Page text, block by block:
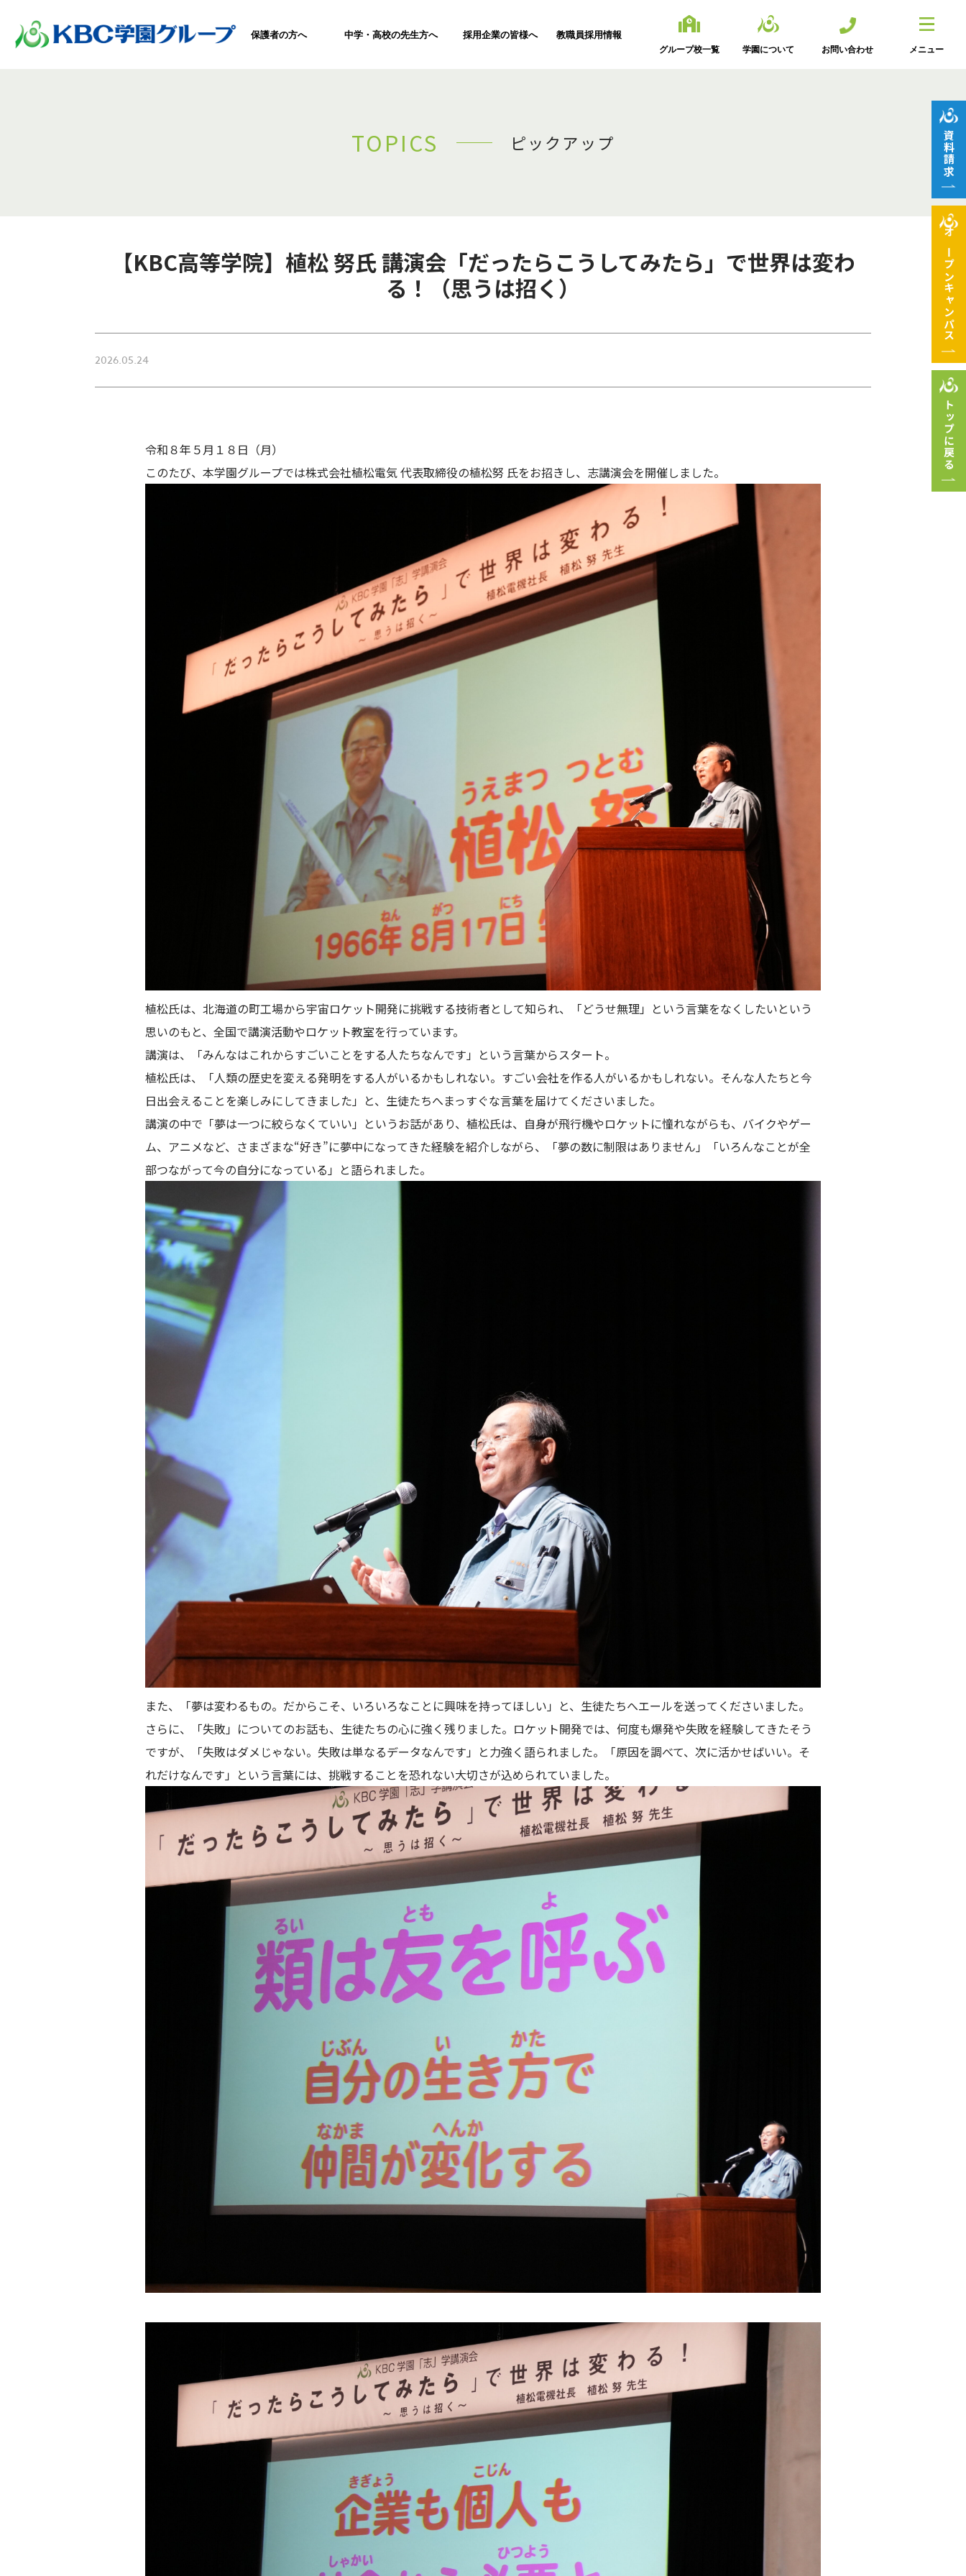
保護者の方へ 中学・高校の先生方へ 採用企業の皆様へ 教職員採用情報
グループ校一覧 学園について お問い合わせ メニュー
TOPICS ピックアップ
【KBC高等学院】植松 努氏 講演会「だったらこうしてみたら」で世界は変わ
る！（思うは招く）
2026.05.24
令和８年５月１８日（月）
このたび、本学園グループでは株式会社植松電気 代表取締役の植松努 氏をお招きし、志講演会を開催しました。
植松氏は、北海道の町工場から宇宙ロケット開発に挑戦する技術者として知られ、「どうせ無理」という言葉をなくしたいという
思いのもと、全国で講演活動やロケット教室を行っています。
講演は、「みんなはこれからすごいことをする人たちなんです」という言葉からスタート。
植松氏は、「人類の歴史を変える発明をする人がいるかもしれない。すごい会社を作る人がいるかもしれない。そんな人たちと今
日出会えることを楽しみにしてきました」と、生徒たちへまっすぐな言葉を届けてくださいました。
講演の中で「夢は一つに絞らなくていい」というお話があり、植松氏は、自身が飛行機やロケットに憧れながらも、バイクやゲー
ム、アニメなど、さまざまな“好き”に夢中になってきた経験を紹介しながら、「夢の数に制限はありません」「いろんなことが全
部つながって今の自分になっている」と語られました。
また、「夢は変わるもの。だからこそ、いろいろなことに興味を持ってほしい」と、生徒たちへエールを送ってくださいました。
さらに、「失敗」についてのお話も、生徒たちの心に強く残りました。ロケット開発では、何度も爆発や失敗を経験してきたそう
ですが、「失敗はダメじゃない。失敗は単なるデータなんです」と力強く語られました。「原因を調べて、次に活かせばいい。そ
れだけなんです」という言葉には、挑戦することを恐れない大切さが込められていました。
資料請求
オープン
キャンパス
トップに戻る